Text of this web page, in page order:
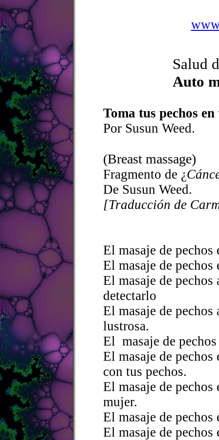
Salud
Auto
Toma tus pechos
Por Susun Weed.
(Breast massage)
Fragmento de ¿
De Susun Weed.
[Traducción de
El masaje de pechos
El masaje de pechos
El masaje de
detectarlo
El masaje de
lustrosa.
El masaje de
El masaje de
con tus pechos.
El masaje de pechos
mujer.
El masaje de pechos
El masaje de pechos